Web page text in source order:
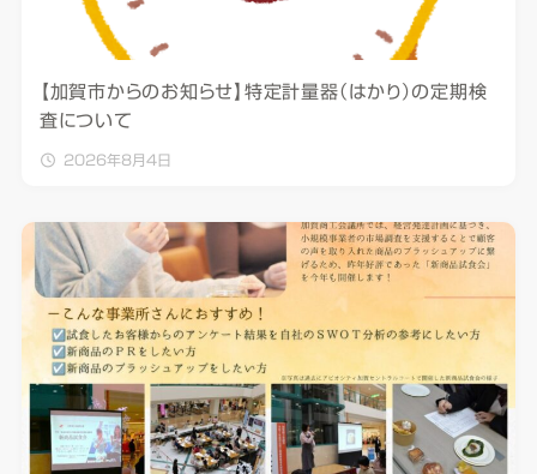
【加賀市からのお知らせ】特定計量器（はかり）の定期検
査について
2026年8月4日